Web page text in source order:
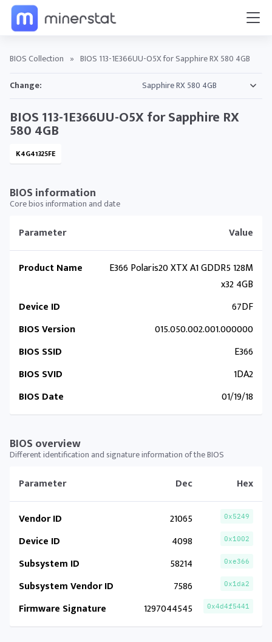
BIOS Collection » BIOS 113-1E366UU-O5X for Sapphire RX 580 4GB
Change:
BIOS 113-1E366UU-O5X for Sapphire RX
580 4GB
K4G41325FE
BIOS information
Core bios information and date
Parameter Value
Product Name
E366 Polaris20 XTX A1 GDDR5 128M
x32 4GB
Device ID
67DF
BIOS Version
015.050.002.001.000000
BIOS SSID
E366
BIOS SVID
1DA2
BIOS Date
01/19/18
BIOS overview
Different identification and signature information of the BIOS
Parameter Dec Hex
Vendor ID 21065 0x5249
Device ID 4098 0x1002
Subsystem ID 58214 0xe366
Subsystem Vendor ID 7586 0x1da2
Firmware Signature 1297044545 0x4d4f5441